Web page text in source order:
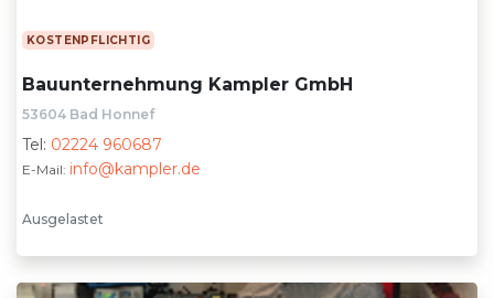
KOSTENPFLICHTIG
Bauunternehmung Kampler GmbH
53604 Bad Honnef
Tel: 02224 960687
E-Mail: info@kampler.de
Ausgelastet